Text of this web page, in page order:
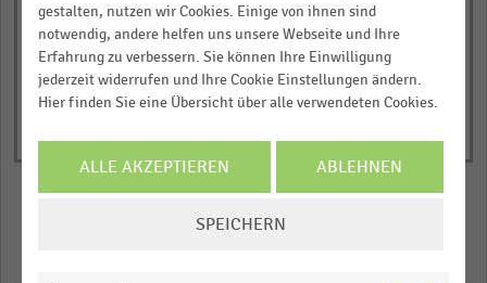
interactive
chart
gestalten, nutzen wir Cookies. Einige von ihnen sind
notwendig, andere helfen uns unsere Webseite und Ihre
Erfahrung zu verbessern. Sie können Ihre Einwilligung
jederzeit widerrufen und Ihre Cookie Einstellungen ändern.
Hier finden Sie eine Übersicht über alle verwendeten Cookies.
ALLE AKZEPTIEREN ABLEHNEN
SPEICHERN